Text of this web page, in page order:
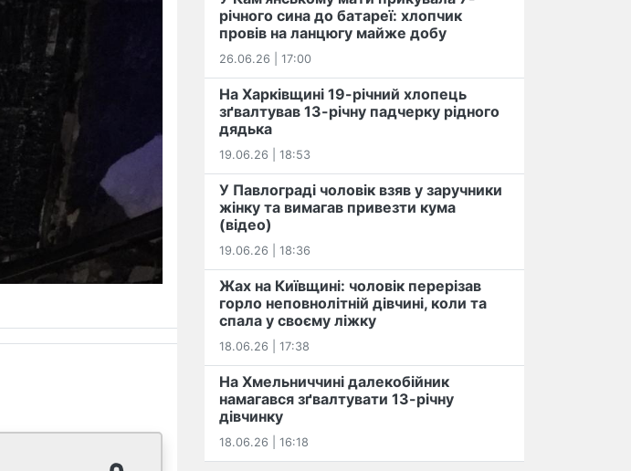
річного сина до батареї: хлопчик
провів на ланцюгу майже добу
26.06.26 | 17:00
На Харківщині 19-річний хлопець​
️зґвалтував 13-річну падчерку рідного
дядька
19.06.26 | 18:53
У Павлограді чоловік взяв у заручники
жінку та вимагав привезти кума
(відео)
19.06.26 | 18:36
Жах на Київщині: чоловік перерізав
горло неповнолітній дівчині, коли та
спала у своєму ліжку
18.06.26 | 17:38
На Хмельниччині далекобійник
намагався зґвалтувати 13-річну
дівчинку
18.06.26 | 16:18